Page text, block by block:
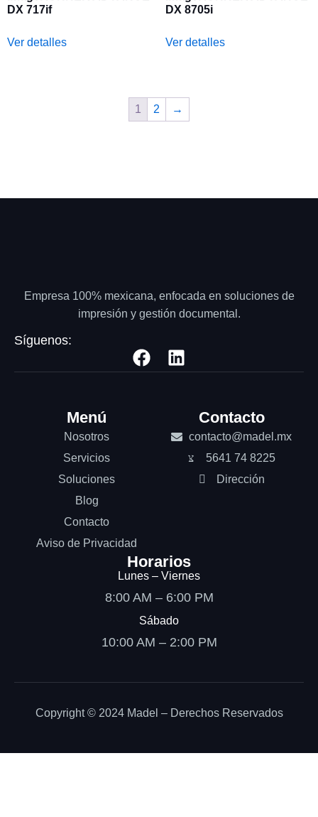
DX 717if
Ver detalles
DX 8705i
Ver detalles
1 2 →
Empresa 100% mexicana, enfocada en soluciones de
impresión y gestión documental.
Síguenos:
Menú
Nosotros
Servicios
Soluciones
Blog
Contacto
Aviso de Privacidad
Contacto
contacto@madel.mx
5641 74 8225
Dirección
Horarios
Lunes – Viernes
8:00 AM – 6:00 PM
Sábado
10:00 AM – 2:00 PM
Copyright © 2024 Madel – Derechos Reservados